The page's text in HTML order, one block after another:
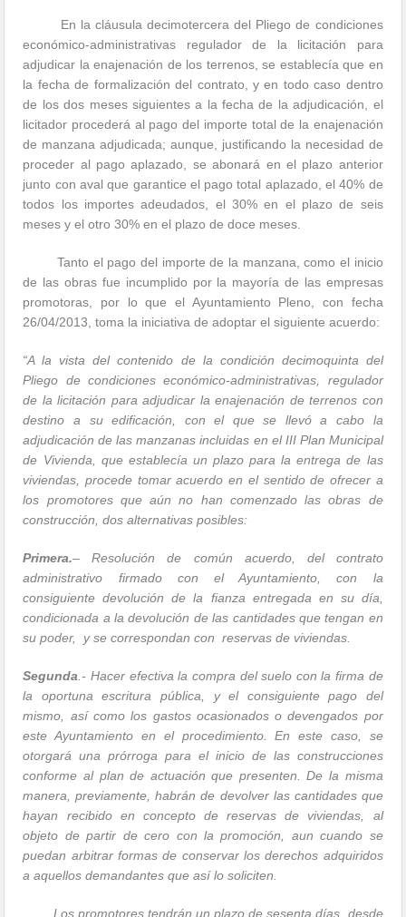
En la cláusula decimotercera del Pliego de condiciones
económico-administrativas regulador de la licitación para
adjudicar la enajenación de los terrenos, se establecía que en
la fecha de formalización del contrato, y en todo caso dentro
de los dos meses siguientes a la fecha de la adjudicación, el
licitador procederá al pago del importe total de la enajenación
de manzana adjudicada; aunque, justificando la necesidad de
proceder al pago aplazado, se abonará en el plazo anterior
junto con aval que garantice el pago total aplazado, el 40% de
todos los importes adeudados, el 30% en el plazo de seis
meses y el otro 30% en el plazo de doce meses.
Tanto el pago del importe de la manzana, como el inicio
de las obras fue incumplido por la mayoría de las empresas
promotoras, por lo que el Ayuntamiento Pleno, con fecha
26/04/2013, toma la iniciativa de adoptar el siguiente acuerdo:
“A la vista del contenido de la condición decimoquinta del
Pliego de condiciones económico-administrativas, regulador
de la licitación para adjudicar la enajenación de terrenos con
destino a su edificación, con el que se llevó a cabo la
adjudicación de las manzanas incluidas en el III Plan Municipal
de Vivienda, que establecía un plazo para la entrega de las
viviendas, procede tomar acuerdo en el sentido de ofrecer a
los promotores que aún no han comenzado las obras de
construcción, dos alternativas posibles:
Primera.– Resolución de común acuerdo, del contrato
administrativo firmado con el Ayuntamiento, con la
consiguiente devolución de la fianza entregada en su día,
condicionada a la devolución de las cantidades que tengan en
su poder, y se correspondan con reservas de viviendas.
Segunda .- Hacer efectiva la compra del suelo con la firma de
la oportuna escritura pública, y el consiguiente pago del
mismo, así como los gastos ocasionados o devengados por
este Ayuntamiento en el procedimiento. En este caso, se
otorgará una prórroga para el inicio de las construcciones
conforme al plan de actuación que presenten. De la misma
manera, previamente, habrán de devolver las cantidades que
hayan recibido en concepto de reservas de viviendas, al
objeto de partir de cero con la promoción, aun cuando se
puedan arbitrar formas de conservar los derechos adquiridos
a aquellos demandantes que así lo soliciten.
Los promotores tendrán un plazo de sesenta días, desde